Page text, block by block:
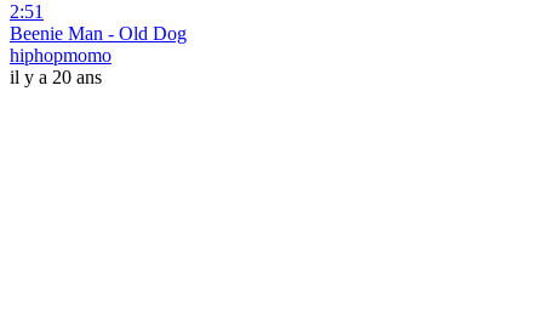
2:51
Beenie Man - Old Dog
hiphopmomo
il y a 20 ans